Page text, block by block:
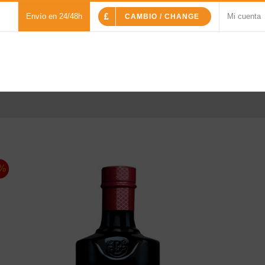
Envío en 24/48h CAMBIO / CHANGE Mi cuenta